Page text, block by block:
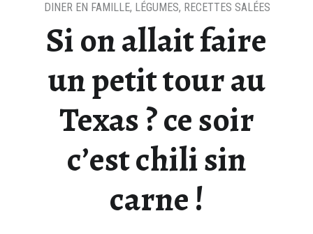
Si on allait faire
un petit tour au
Texas ? ce soir
c’est chili sin
carne !
DINER EN FAMILLE, LÉGUMES, RECETTES SALÉES